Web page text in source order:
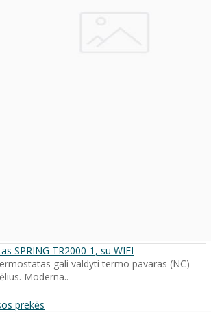
SPRING TR2000-1, su WIFI
gali valdyti termo pavaras (NC)
Moderna..
prekės